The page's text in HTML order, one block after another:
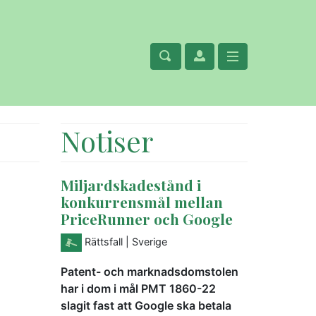
Notiser
Miljardskadestånd i
konkurrensmål mellan
PriceRunner och Google
Rättsfall | Sverige
Patent- och marknadsdomstolen
har i dom i mål PMT 1860-22
slagit fast att Google ska betala